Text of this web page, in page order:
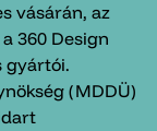
vásárán, az
360 Design
gyártói.
(MDDÜ)